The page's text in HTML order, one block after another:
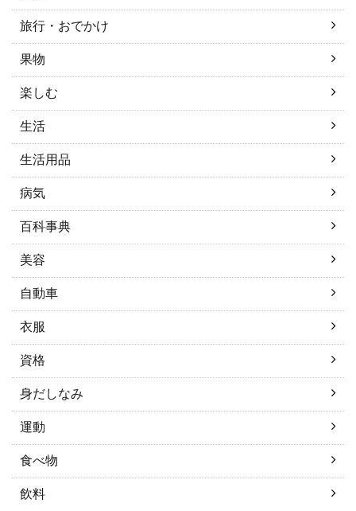
旅行・おでかけ
果物
楽しむ
生活
生活用品
病気
百科事典
美容
自動車
衣服
資格
身だしなみ
運動
食べ物
飲料